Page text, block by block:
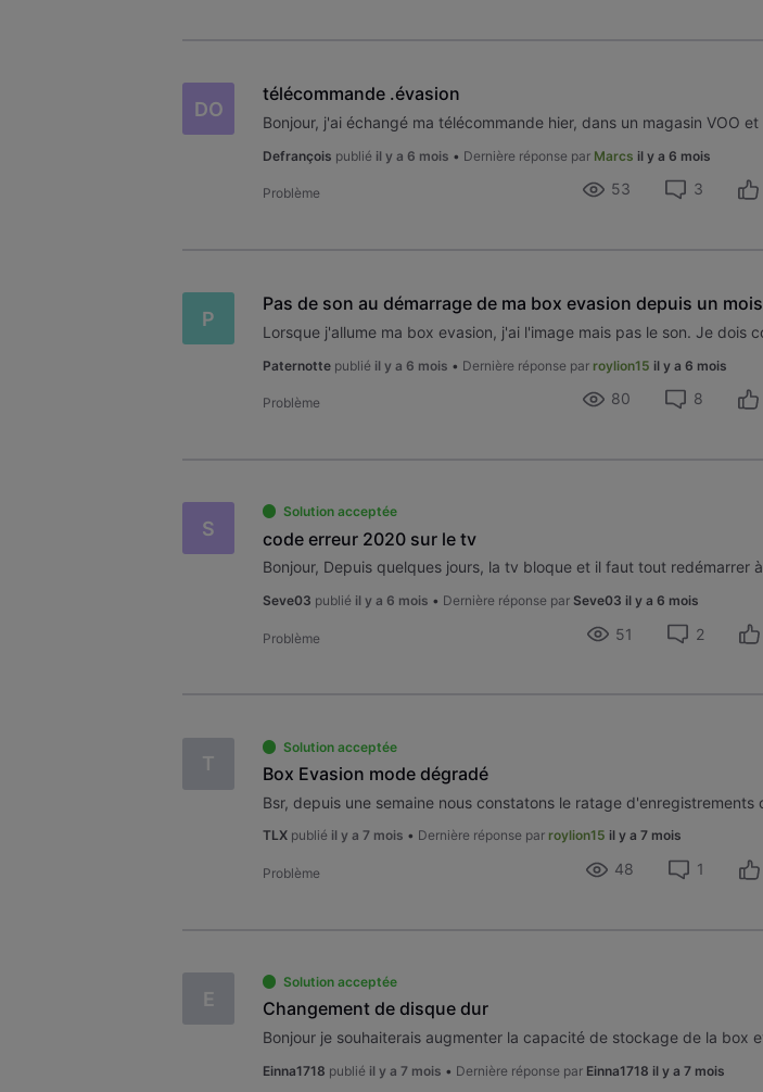
DO
télécommande .évasion
Defrançois publié il y a 6 mois • Dernière réponse par Marcs il y a 6 mois
Problème 53 3
P
Pas de son au démarrage de ma box evasion depuis un mois
Paternotte publié il y a 6 mois • Dernière réponse par roylion15 il y a 6 mois
Problème 80 8
S
Solution acceptée
code erreur 2020 sur le tv
Seve03 publié il y a 6 mois • Dernière réponse par Seve03 il y a 6 mois
Problème 51 2
T
Solution acceptée
Box Evasion mode dégradé
TLX publié il y a 7 mois • Dernière réponse par roylion15 il y a 7 mois
Problème 48 1
E
Solution acceptée
Changement de disque dur
Einna1718 publié il y a 7 mois • Dernière réponse par Einna1718 il y a 7 mois